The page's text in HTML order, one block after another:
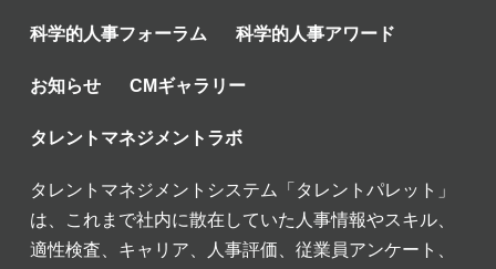
科学的人事フォーラム 科学的人事アワード
お知らせ CMギャラリー
タレントマネジメントラボ
タレントマネジメントシステム「タレントパレット」
は、これまで社内に散在していた人事情報やスキル、
適性検査、キャリア、人事評価、従業員アンケート、